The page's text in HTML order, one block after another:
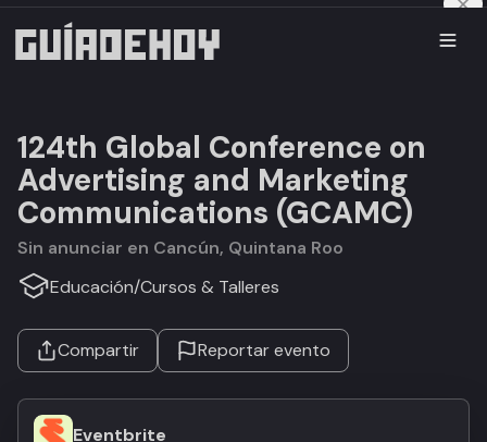
124th Global Conference on
Advertising and Marketing
Communications (GCAMC)
Sin anunciar en Cancún, Quintana Roo
Educación/Cursos & Talleres
Compartir Reportar evento
Eventbrite